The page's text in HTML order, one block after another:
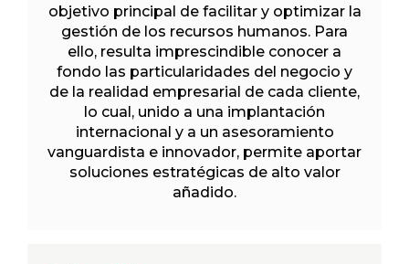
objetivo principal de facilitar y optimizar la
gestión de los recursos humanos. Para
ello, resulta imprescindible conocer a
fondo las particularidades del negocio y
de la realidad empresarial de cada cliente,
lo cual, unido a una implantación
internacional y a un asesoramiento
vanguardista e innovador, permite aportar
soluciones estratégicas de alto valor
añadido.